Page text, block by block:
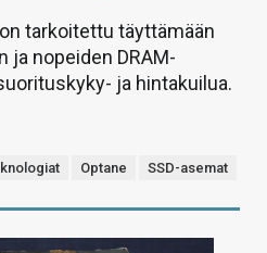
tarkoitettu täyttämään
ja nopeiden DRAM-
ja hintakuilua.
Optane SSD-asemat